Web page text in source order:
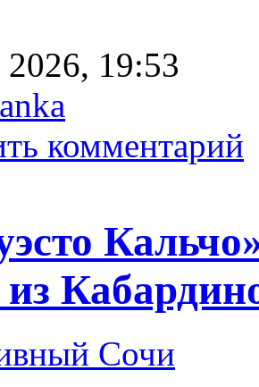
19:53
комментарий
из
Сочи